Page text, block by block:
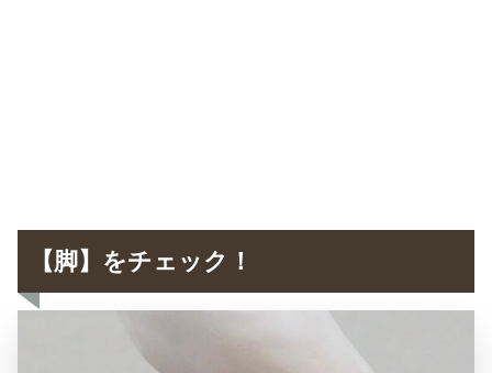
【脚】をチェック！